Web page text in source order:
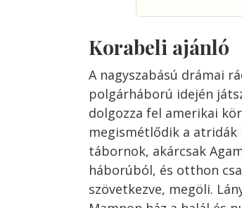
Korabeli ajánló
A nagyszabású drámai
polgárháború idején
dolgozza fel amerikai
megismétlődik a atridák
tábornok, akárcsak
háborúból, és otthon
szövetkezve, megöli.